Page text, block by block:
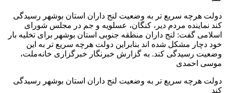
دولت هرچه سریع تر به وضعیت لنج داران استان بوشهر رسیدگی
کند نماینده مردم دیر، کنگان، عسلویه و جم در مجلس شورای
اسلامی گفت: لنج داران منطقه جنوبی استان بوشهر برای تخلیه بار
خود دچار مشکل شده اند بنابراین دولت هرچه سریع تر به این
وضعیت رسیدگی کند. به گزارش خبرنگار خبرگزاری خانه‌ملت،
موسی احمدی
دولت هرچه سریع تر به وضعیت لنج داران استان بوشهر رسیدگی
کند